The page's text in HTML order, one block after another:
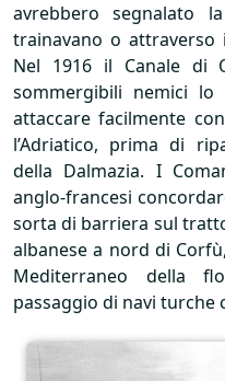
avrebbero segnalato
trainavano o attraverso
Nel 1916 il Canale di
sommergibili nemici lo
attaccare facilmente
l’Adriatico, prima di
della Dalmazia. I
anglo-francesi
sorta di barriera sul
albanese a nord di
Mediterraneo della
passaggio di navi turche